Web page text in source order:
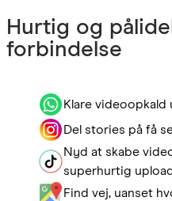
Hurtig og
forbindelse
Klare videoopkald
Del stories på få
Nyd at skabe
superhurtig
Find vej, uanset